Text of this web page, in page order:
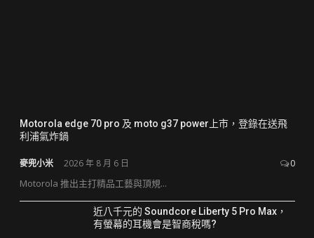
Motorola edge 70 pro 及 moto g37 power上市，登錄在送飛
利浦氣炸鍋
麥兜小米 2026 年 8 月 6 日 0
Motorola 推出主打精品工藝與頂規...
近八千元的 Soundcore Liberty 5 Pro Max，
有螢幕的耳機會是智商稅嗎?